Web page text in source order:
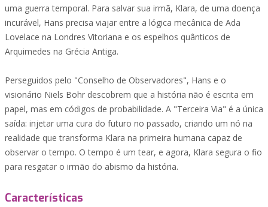
uma guerra temporal. Para salvar sua irmã, Klara, de uma doença
incurável, Hans precisa viajar entre a lógica mecânica de Ada
Lovelace na Londres Vitoriana e os espelhos quânticos de
Arquimedes na Grécia Antiga.
Perseguidos pelo "Conselho de Observadores", Hans e o
visionário Niels Bohr descobrem que a história não é escrita em
papel, mas em códigos de probabilidade. A "Terceira Via" é a única
saída: injetar uma cura do futuro no passado, criando um nó na
realidade que transforma Klara na primeira humana capaz de
observar o tempo. O tempo é um tear, e agora, Klara segura o fio
para resgatar o irmão do abismo da história.
Características